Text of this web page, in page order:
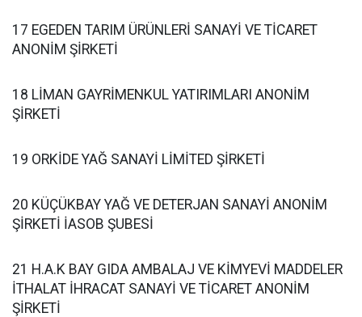
17 EGEDEN TARIM ÜRÜNLERİ SANAYİ VE TİCARET
ANONİM ŞİRKETİ
18 LİMAN GAYRİMENKUL YATIRIMLARI ANONİM
ŞİRKETİ
19 ORKİDE YAĞ SANAYİ LİMİTED ŞİRKETİ
20 KÜÇÜKBAY YAĞ VE DETERJAN SANAYİ ANONİM
ŞİRKETİ İASOB ŞUBESİ
21 H.A.K BAY GIDA AMBALAJ VE KİMYEVİ MADDELER
İTHALAT İHRACAT SANAYİ VE TİCARET ANONİM
ŞİRKETİ